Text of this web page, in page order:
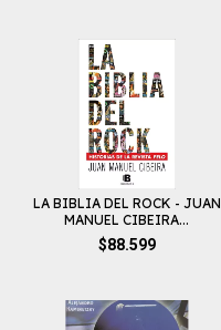
LA BIBLIA DEL ROCK - JUAN
MANUEL CIBEIRA...
$88.599